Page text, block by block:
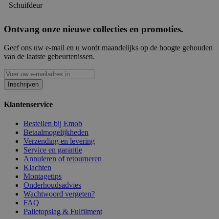
Schuifdeur
Ontvang onze nieuwe collecties en promoties.
Geef ons uw e-mail en u wordt maandelijks op de hoogte gehouden
van de laatste gebeurtenissen.
Inschrijven
Klantenservice
Bestellen bij Emob
Betaalmogelijkheden
Verzending en levering
Service en garantie
Annuleren of retourneren
Klachten
Montagetips
Onderhoudsadvies
Wachtwoord vergeten?
FAQ
Palletopslag & Fulfilment